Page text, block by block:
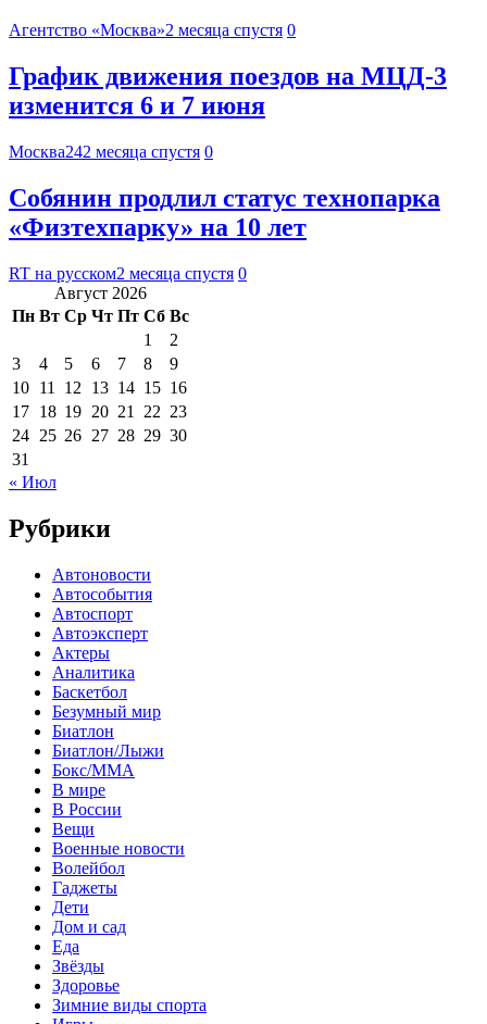
Агентство «Москва»2 месяца спустя 0
График движения поездов на МЦД-3
изменится 6 и 7 июня
Москва242 месяца спустя 0
Собянин продлил статус технопарка
«Физтехпарку» на 10 лет
RT на русском2 месяца спустя 0
Август 2026
Пн Вт Ср Чт Пт Сб Вс
1
2
3
4 5 6 7 8
9
10 11 12 13 14 15 16
17 18 19 20 21 22 23
24 25 26 27 28 29 30
31
« Июл
Рубрики
Автоновости
Автособытия
Автоспорт
Автоэксперт
Актеры
Аналитика
Баскетбол
Безумный мир
Биатлон
Биатлон/Лыжи
Бокс/MMA
В мире
В России
Вещи
Военные новости
Волейбол
Гаджеты
Дети
Дом и сад
Еда
Звёзды
Здоровье
Зимние виды спорта